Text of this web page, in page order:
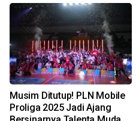
Musim Ditutup! PLN Mobile
Proliga 2025 Jadi Ajang